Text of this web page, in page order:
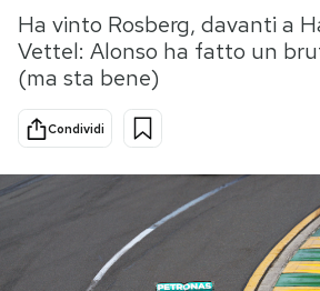
Tecnologia
Internet
Scienza
Cultura
Economia
Ok
PODCAST
Ha vinto Rosberg, davanti a
Vettel: Alonso ha fatto un
(ma sta bene)
Condividi